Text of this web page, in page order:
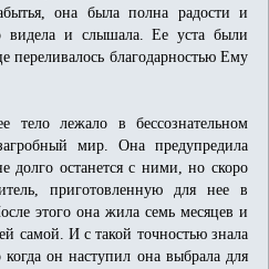
она была полна радости и
видела и слышала. Ее уста были
переливалось благодарностью Ему
тело лежало в бессознательном
мир. Она предупредила
долго останется с ними, но скоро
приготовленную для нее в
этого она жила семь месяцев и
самой. И с такой точностью знала
он наступил она выбрала для